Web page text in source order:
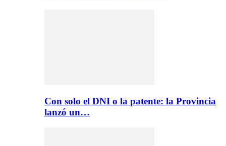
Con solo el DNI o la patente: la Provincia
lanzó un…